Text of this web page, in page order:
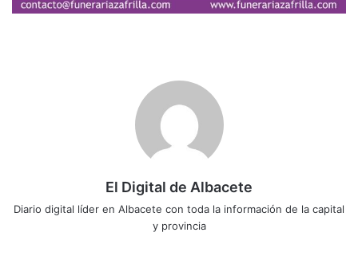
El Digital de Albacete
Diario digital líder en Albacete con toda la información de la capital
y provincia